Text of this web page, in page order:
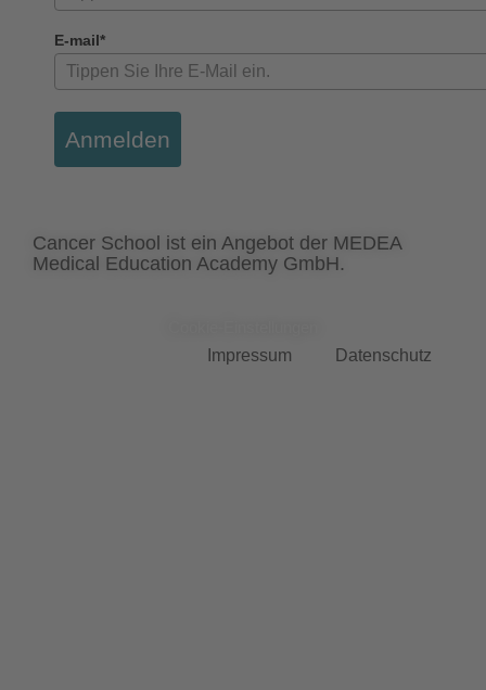
E-mail*
Anmelden
Cancer School ist ein Angebot der MEDEA
Medical Education Academy GmbH.
Impressum
Datenschutz